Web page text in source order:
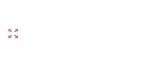
zoom_out_map